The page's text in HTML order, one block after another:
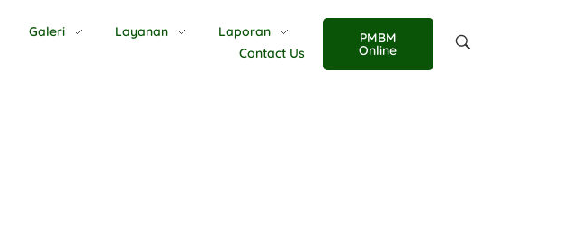
Galeri Layanan
Laporan
Contact Us
PMBM
Online